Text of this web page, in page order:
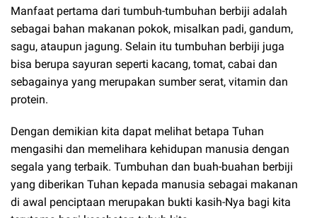
Manfaat pertama dari tumbuh-tumbuhan berbiji adalah
sebagai bahan makanan pokok, misalkan padi, gandum,
sagu, ataupun jagung. Selain itu tumbuhan berbiji juga
bisa berupa sayuran seperti kacang, tomat, cabai dan
sebagainya yang merupakan sumber serat, vitamin dan
protein.
Dengan demikian kita dapat melihat betapa Tuhan
mengasihi dan memelihara kehidupan manusia dengan
segala yang terbaik. Tumbuhan dan buah-buahan berbiji
yang diberikan Tuhan kepada manusia sebagai makanan
di awal penciptaan merupakan bukti kasih-Nya bagi kita